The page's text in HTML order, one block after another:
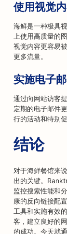
使用视觉
海鲜是一种极具
上使用高质量的
视觉内容更容易
更多流量。
实施电子
通过向网站访客
定期的电子邮件
行的活动和特别
结论
对于海鲜餐馆来
出的关键。
监控搜索性能和
康的反向链接配
工具和实施有效
客，建立良好的
的成功。今天就